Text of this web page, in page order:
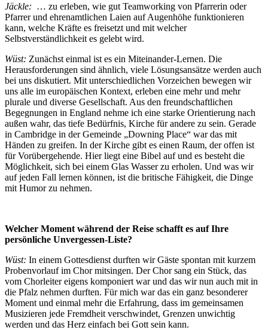
Jäckle: … zu erleben, wie gut Teamworking von Pfarrerin oder
Pfarrer und ehrenamtlichen Laien auf Augenhöhe funktionieren
kann, welche Kräfte es freisetzt und mit welcher
Selbstverständlichkeit es gelebt wird.
Wüst: Zunächst einmal ist es ein Miteinander-Lernen. Die
Herausforderungen sind ähnlich, viele Lösungsansätze werden auch
bei uns diskutiert. Mit unterschiedlichen Vorzeichen bewegen wir
uns alle im europäischen Kontext, erleben eine mehr und mehr
plurale und diverse Gesellschaft. Aus den freundschaftlichen
Begegnungen in England nehme ich eine starke Orientierung nach
außen wahr, das tiefe Bedürfnis, Kirche für andere zu sein. Gerade
in Cambridge in der Gemeinde „Downing Place“ war das mit
Händen zu greifen. In der Kirche gibt es einen Raum, der offen ist
für Vorübergehende. Hier liegt eine Bibel auf und es besteht die
Möglichkeit, sich bei einem Glas Wasser zu erholen. Und was wir
auf jeden Fall lernen können, ist die britische Fähigkeit, die Dinge
mit Humor zu nehmen.
Welcher Moment während der Reise schafft es auf Ihre
persönliche Unvergessen-Liste?
Wüst: In einem Gottesdienst durften wir Gäste spontan mit kurzem
Probenvorlauf im Chor mitsingen. Der Chor sang ein Stück, das
vom Chorleiter eigens komponiert war und das wir nun auch mit in
die Pfalz nehmen durften. Für mich war das ein ganz besonderer
Moment und einmal mehr die Erfahrung, dass im gemeinsamen
Musizieren jede Fremdheit verschwindet, Grenzen unwichtig
werden und das Herz einfach bei Gott sein kann.